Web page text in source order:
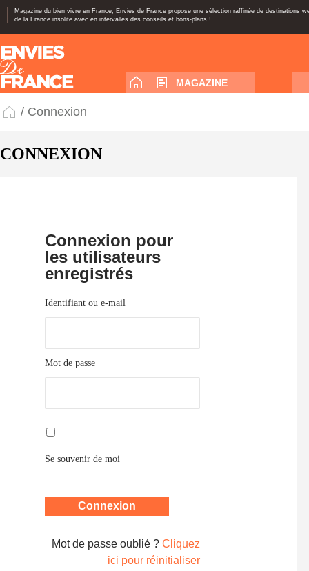
Magazine du bien vivre en France, Envies de France propose une sélection raffinée de destinations
de la France insolite avec en intervalles des conseils et bons-plans !
MAGAZINE
/ Connexion
CONNEXION
Connexion pour
les utilisateurs
enregistrés
Identifiant ou e-mail
Mot de passe
Se souvenir de moi
Mot de passe oublié ? Cliquez
ici pour réinitialiser